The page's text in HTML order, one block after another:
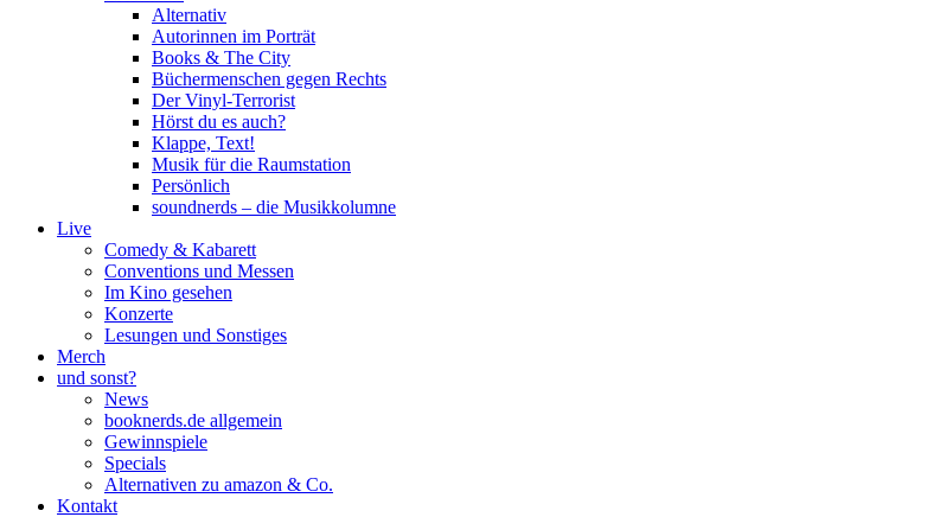
Alternativ
Autorinnen im Porträt
Books & The City
Büchermenschen gegen Rechts
Der Vinyl-Terrorist
Hörst du es auch?
Klappe, Text!
Musik für die Raumstation
Persönlich
soundnerds – die Musikkolumne
Live
Comedy & Kabarett
Conventions und Messen
Im Kino gesehen
Konzerte
Lesungen und Sonstiges
Merch
und sonst?
News
booknerds.de allgemein
Gewinnspiele
Specials
Alternativen zu amazon & Co.
Kontakt